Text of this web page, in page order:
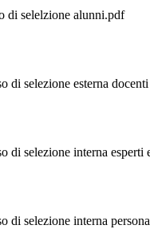
di selelzione alunni.pdf
di selezione esterna
di selezione interna esperti
di selezione interna